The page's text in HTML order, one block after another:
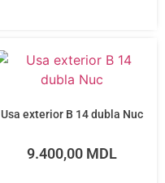
Usa exterior B 14 dubla Nuc
9.400,00 MDL